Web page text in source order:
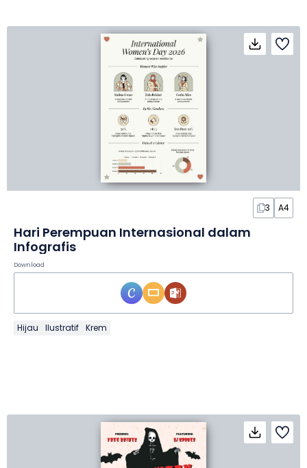
3 A4
Hari Perempuan Internasional dalam
Infografis
Download
Hijau Ilustratif Krem